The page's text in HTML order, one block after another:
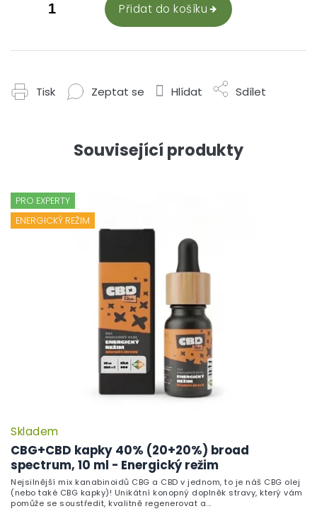
Přidat do košíku
Tisk Zeptat se Hlídat Sdílet
Související produkty
PRO EXPERTY
ENERGICKÝ REŽIM
CBG+CBD kapky 40% (20+20%) broad
spectrum, 10 ml - Energický režim
Skladem
Nejsilnější mix kanabinoidů CBG a CBD v jednom, to je náš CBG olej
(nebo také CBG kapky)! Unikátní konopný doplněk stravy, který vám
pomůže se soustředit, kvalitně regenerovat a...